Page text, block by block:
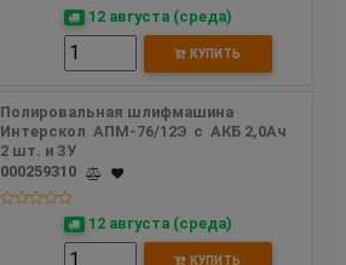
12 августа (среда)
КУПИТЬ
Полировальная шлифмашина
Интерскол  АПМ-76/12Э  с  АКБ 2,0Ач
2 шт. и ЗУ
000259310
12 августа (среда)
КУПИТЬ